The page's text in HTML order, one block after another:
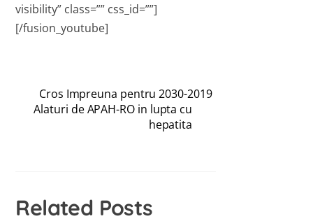
visibility” class=”” css_id=””]
[/fusion_youtube]
Cros Impreuna pentru 2030-2019
Alaturi de APAH-RO in lupta cu
hepatita
Related Posts